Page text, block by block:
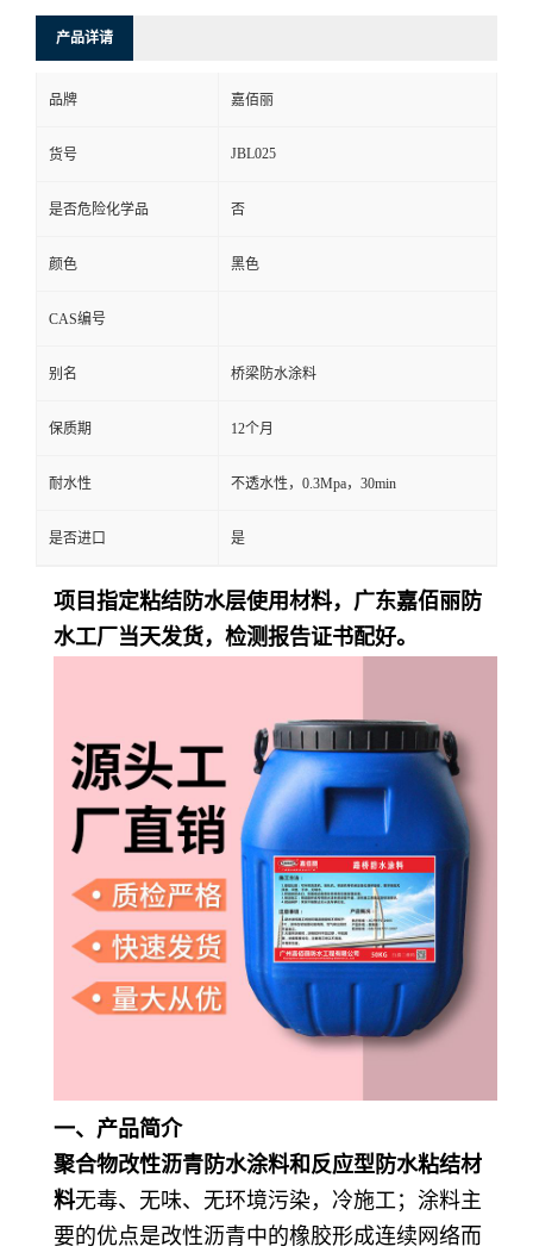
产品详请
品牌 嘉佰丽
货号 JBL025
是否危险化学品 否
颜色 黑色
CAS编号
别名 桥梁防水涂料
保质期 12个月
耐水性 不透水性，0.3Mpa，30min
是否进口 是
项目指定粘结防水层使用材料，广东嘉佰丽防
水工厂当天发货，检测报告证书配好。
一、产品简介
聚合物改性沥青防水涂料和反应型防水粘结材
料无毒、无味、无环境污染，冷施工；涂料主
要的优点是改性沥青中的橡胶形成连续网络而